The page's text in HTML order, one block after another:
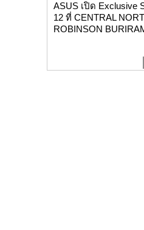
ASUS เปิด Exclusive
12 ที่ CENTRAL
ROBINSON